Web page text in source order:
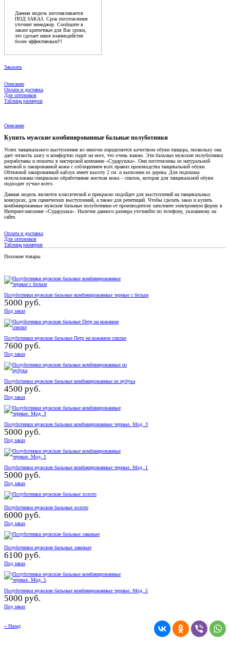
Данная модель изготавливается
ПОД ЗАКАЗ. Срок изготовления
уточнит менеджер. Сообщите в
заказе критичные для Вас сроки,
это сделает наше взаимодейстие
более эффективным!!!
Заказать
Описание
Оплата и доставка
Для оптовиков
Таблица размеров
Описание
Купить мужские комбинированные бальные полуботинки
Успех танцевального выступления во многом определяется качеством обуви танцора, поскольку она
дает легкость шагу и комфортно сидит на ноге, что очень важно. Эти бальные мужские полуботинки
разработаны и пошиты в мастерской компании «Сударушка». Они изготовлены из натуральной
матовой и лакированной кожи с соблюдением всех правил производства танцевальной обуви.
Обтяжной лакированный каблук имеет высоту 2 см. и выполнен из дерева. Для подошвы
использована специально обработанная жесткая кожа – спилок, которая для танцевальной обуви
подходит лучше всего.
Данная модель является классической и прекрасно подойдет для выступлений на танцевальных
конкурсах, для сценических выступлений, а также для репетиций. Чтобы сделать заказ и купить
комбинированные мужские бальные полуботинки от производителя заполните электронную форму в
Интернет-магазине «Сударушка». Наличие данного размера уточняйте по телефону, указанному на
сайте.
Оплата и доставка
Для оптовиков
Таблица размеров
Похожие товары
Полуботинки мужские бальные комбинированные черные с белым
5000 руб.
Под заказ
Полуботинки мужские бальные Петр на кожаном спилке
7600 руб.
Под заказ
Полуботинки мужские бальные комбинированные из нубука
4500 руб.
Под заказ
Полуботинки мужские бальные комбинированные черные. Мод. 3
5000 руб.
Под заказ
Полуботинки мужские бальные комбинированные черные. Мод. 1
5000 руб.
Под заказ
Полуботинки мужские бальные золото
6000 руб.
Под заказ
Полуботинки мужские бальные лаковые
6100 руб.
Под заказ
Полуботинки мужские бальные комбинированные черные. Мод. 5
5000 руб.
Под заказ
« Назад